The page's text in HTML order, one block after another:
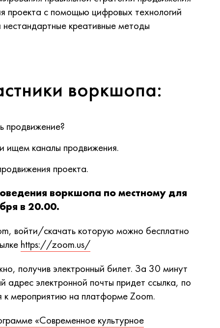
проекта с помощью цифровых технологий
креативные методы
воркшопа:
продвижение?
ищем каналы продвижения.
проекта.
воркшопа по местному для
в 20.00.
войти/скачать которую можно бесплатно
https://zoom.us/
получив электронный билет. За 30 минут
адрес электронной почты придет ссылка, по
к мероприятию на платформе Zoom.
«Современное культурное